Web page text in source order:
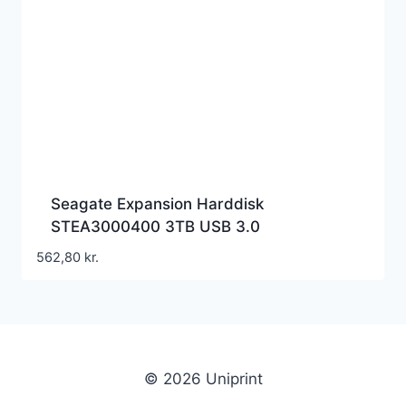
Seagate Expansion Harddisk
STEA3000400 3TB USB 3.0
562,80 kr.
© 2026 Uniprint